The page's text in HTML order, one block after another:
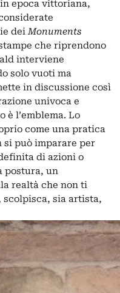
epoca vittoriana,
deiMonuments
che riprendono
interviene
solo vuoti ma
in discussione così
univoca e
l’emblema. Lo
come una pratica
si può imparare per
di azioni o
postura, un
realtà che non ti
scolpisca, sia artista,